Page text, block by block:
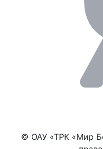
© ОАУ «ТРК «Мир